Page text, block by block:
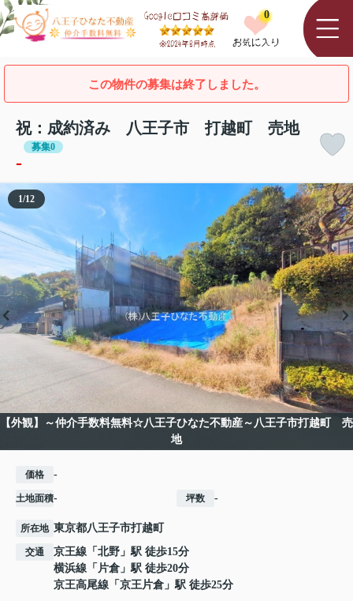
0
この物件の募集は終了しました。
祝：成約済み 八王子市 打越町 売地
募集0
-
【外観】～仲介手数料無料☆八王子ひなた不動産～八王子市打越町 売
地
1/12
価格 -
土地面積- 坪数 -
所在地 東京都八王子市打越町
交通 京王線 「 北野 」駅 徒歩15分
横浜線 「 片倉 」駅 徒歩20分
京王高尾線 「 京王片倉 」駅 徒歩25分